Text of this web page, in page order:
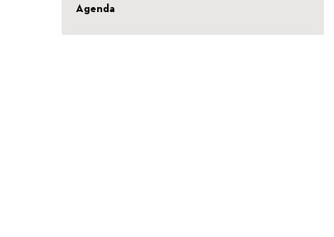
Agenda